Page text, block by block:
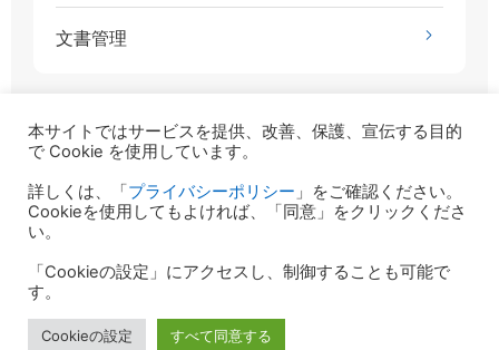
文書管理
年別アーカイブ
2023年
2022年
本サイトではサービスを提供、改善、保護、宣伝する目的
で Cookie を使用しています。
詳しくは、「プライバシーポリシー 」をご確認ください。
Cookieを使用してもよければ、「同意」をクリックくださ
い。
「Cookieの設定」にアクセスし、制御することも可能で
す。
Cookieの設定 すべて同意する